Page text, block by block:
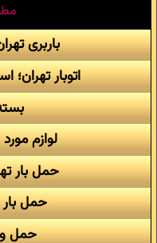
باربری
اتوبار
لوازم
حمل بار
حمل
حمل و